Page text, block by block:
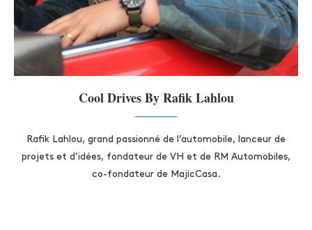
Cool Drives By Rafik Lahlou
Rafik Lahlou, grand passionné de l’automobile, lanceur de
projets et d’idées, fondateur de VH et de RM Automobiles,
co-fondateur de MajicCasa.